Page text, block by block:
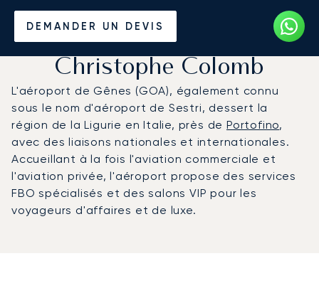
DEMANDER UN DEVIS
Louer un Jet Privé de/vers
l'Aéroport de Gênes-
Christophe Colomb
L'aéroport de Gênes (GOA), également connu
sous le nom d'aéroport de Sestri, dessert la
région de la Ligurie en Italie, près de Portofino,
avec des liaisons nationales et internationales.
Accueillant à la fois l'aviation commerciale et
l'aviation privée, l'aéroport propose des services
FBO spécialisés et des salons VIP pour les
voyageurs d'affaires et de luxe.